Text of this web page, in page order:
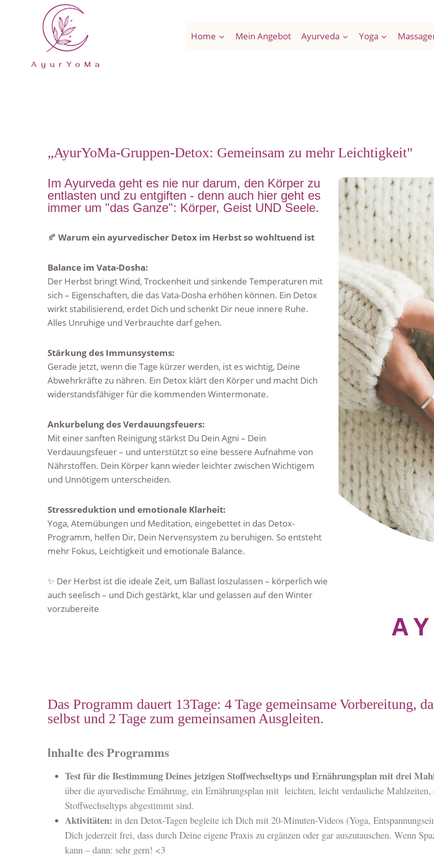
Home Mein Angebot Ayurveda Yoga
„AyurYoMa-Gruppen-Detox: Gemeinsam zu mehr Leichtigkeit"
Im Ayurveda geht es nie nur darum, den Körper zu
entlasten und zu entgiften - denn auch hier geht es
immer um "das Ganze": Körper, Geist UND Seele.
🍂 Warum ein ayurvedischer Detox im Herbst so wohltuend ist
Balance im Vata-Dosha:
Der Herbst bringt Wind, Trockenheit und sinkende Temperaturen mit
sich – Eigenschaften, die das Vata-Dosha erhöhen können. Ein Detox
wirkt stabilisierend, erdet Dich und schenkt Dir neue innere Ruhe.
Alles Unruhige und Verbrauchte darf gehen.
Stärkung des Immunsystems:
Gerade jetzt, wenn die Tage kürzer werden, ist es wichtig, Deine
Abwehrkräfte zu nähren. Ein Detox klärt den Körper und macht Dich
widerstandsfähiger für die kommenden Wintermonate.
Ankurbelung des Verdauungsfeuers:
Mit einer sanften Reinigung stärkst Du Dein Agni – Dein
Verdauungsfeuer – und unterstützt so eine bessere Aufnahme von
Nährstoffen. Dein Körper kann wieder leichter zwischen Wichtigem
und Unnötigem unterscheiden.
Stressreduktion und emotionale Klarheit:
Yoga, Atemübungen und Meditation, eingebettet in das Detox-
Programm, helfen Dir, Dein Nervensystem zu beruhigen. So entsteht
mehr Fokus, Leichtigkeit und emotionale Balance.
✨ Der Herbst ist die ideale Zeit, um Ballast loszulassen – körperlich wie
auch seelisch – und Dich gestärkt, klar und gelassen auf den Winter
vorzubereite
Das Programm dauert 13Tage: 4 Tage gemeinsame Vorbereitung,
selbst und 2 Tage zum gemeinsamen Ausgleiten.
Inhalte des Programms
Test für die Bestimmung Deines jetzigen Stoffwechseltyps und Ernährungsplan mit drei
über die ayurvedische Ernährung, ein Ernährungsplan mit leichten, leicht verdauliche
Stoffwechseltyps abgestimmt sind.
Aktivitäten: in den Detox-Tagen begleite ich Dich mit 20-Minuten-Videos (Yoga,
Dich jederzeit frei, dass durch Deine eigene Praxis zu ergänzen oder gar auszutauschen. Wenn
kann – dann: sehr gern! <3